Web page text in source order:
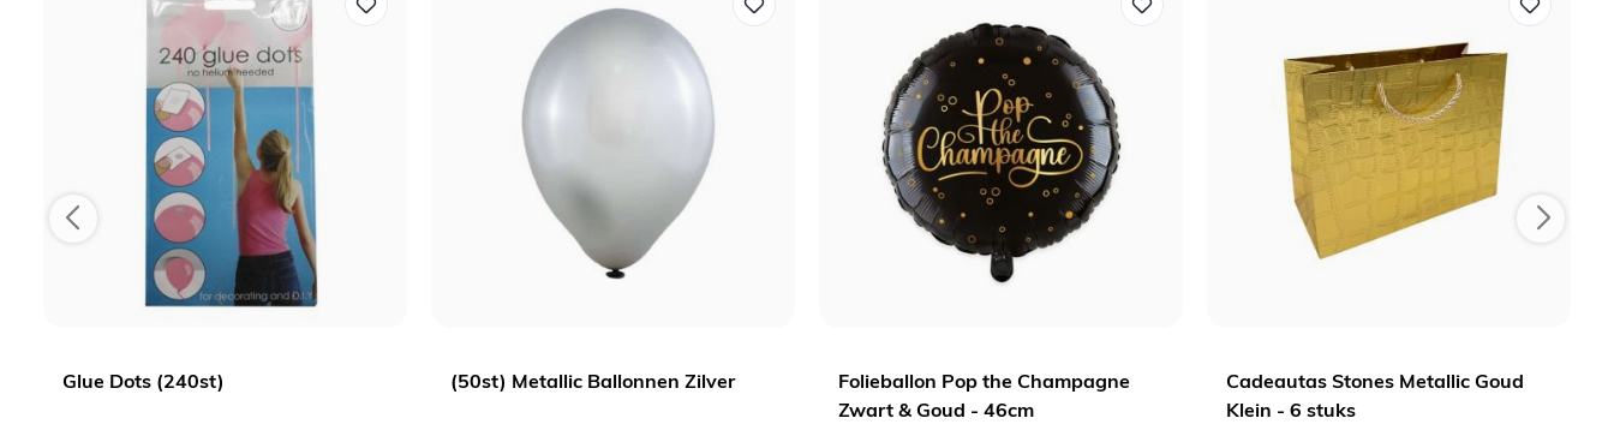
Glue Dots (240st) (50st) Metallic Ballonnen Zilver
Folieballon Pop the Champagne
Zwart & Goud - 46cm
Cadeautas Stones Metallic Goud
Klein - 6 stuks